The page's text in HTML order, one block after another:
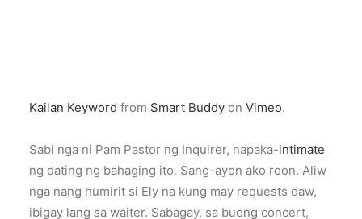
Kailan Keyword from Smart Buddy on Vimeo.
Sabi nga ni Pam Pastor ng Inquirer, napaka-intimate
ng dating ng bahaging ito. Sang-ayon ako roon. Aliw
nga nang humirit si Ely na kung may requests daw,
ibigay lang sa waiter. Sabagay, sa buong concert,